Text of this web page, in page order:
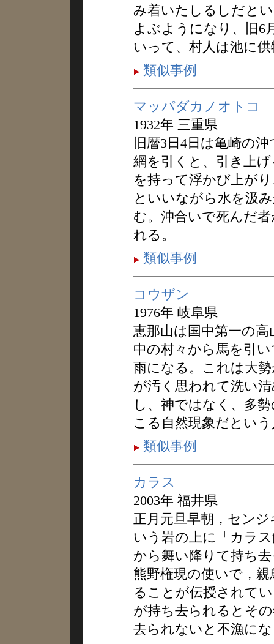
み着いたしるしだと
よぶようになり、旧6
いって、村人は池に
類似事例
マッパダカノオトコ
1932年 三重県
旧暦3日4日は亀崎の
網を引くと、引き上
を持って浮かび上が
といいながら水を汲
む。沖合いで死んだ
れる。
類似事例
コウザン
1976年 岐阜県
恵那山は国中第一の
中の村々から馬を引
雨になる。これは大
が汚く思われて洗い
し、神ではなく、多
こる自然現象だとい
類似事例
カラス
2003年 福井県
正月元旦早朝，セン
いう岩の上に「カラ
から舞い降りて持ち
熊野権現の使いで，
ることが伝授されて
が持ち去られるとそ
去られないと不漁に